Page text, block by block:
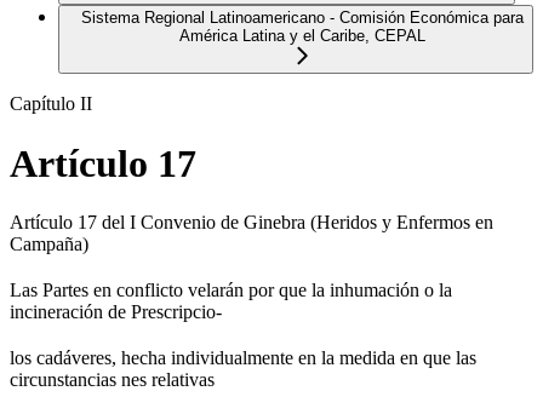
Sistema Regional Latinoamericano - Comisión Económica para
América Latina y el Caribe, CEPAL
Capítulo II
Artículo 17
Artículo 17 del I Convenio de Ginebra (Heridos y Enfermos en
Campaña)
Las Partes en conflicto velarán por que la inhumación o la
incineración de Prescripcio-
los cadáveres, hecha individualmente en la medida en que las
circunstancias nes relativas